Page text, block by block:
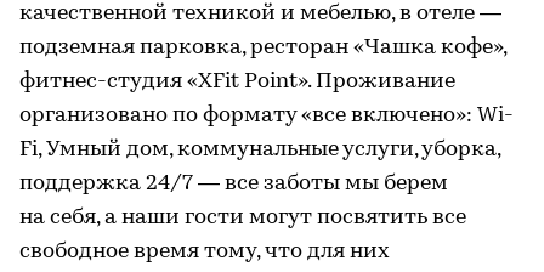
качественной техникой и мебелью, в отеле —
подземная парковка, ресторан «Чашка кофе»,
фитнес-студия «XFit Point». Проживание
организовано по формату «все включено»: Wi-
Fi, Умный дом, коммунальные услуги, уборка,
поддержка 24/7 — все заботы мы берем
на себя, а наши гости могут посвятить все
свободное время тому, что для них